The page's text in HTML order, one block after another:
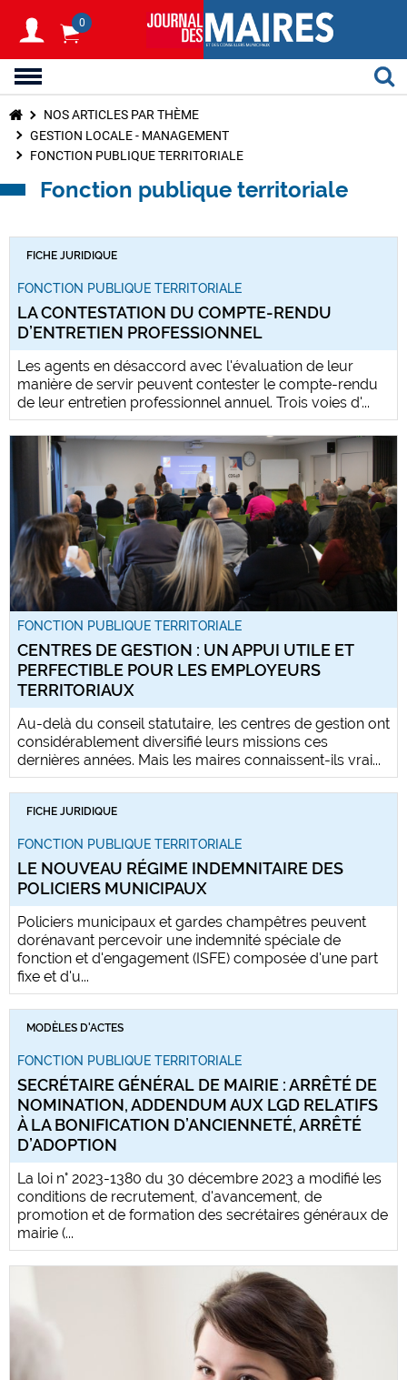
0
NOS ARTICLES PAR THÈME
GESTION LOCALE - MANAGEMENT
FONCTION PUBLIQUE TERRITORIALE
Fonction publique territoriale
FICHE JURIDIQUE
FONCTION PUBLIQUE TERRITORIALE
LA CONTESTATION DU COMPTE-RENDU
D’ENTRETIEN PROFESSIONNEL
Les agents en désaccord avec l'évaluation de leur
manière de servir peuvent contester le compte-rendu
de leur entretien professionnel annuel. Trois voies d'...
FONCTION PUBLIQUE TERRITORIALE
CENTRES DE GESTION : UN APPUI UTILE ET
PERFECTIBLE POUR LES EMPLOYEURS
TERRITORIAUX
Au-delà du conseil statutaire, les centres de gestion ont
considérablement diversifié leurs missions ces
dernières années. Mais les maires connaissent-ils vrai...
FICHE JURIDIQUE
FONCTION PUBLIQUE TERRITORIALE
LE NOUVEAU RÉGIME INDEMNITAIRE DES
POLICIERS MUNICIPAUX
Policiers municipaux et gardes champêtres peuvent
dorénavant percevoir une indemnité spéciale de
fonction et d'engagement (ISFE) composée d'une part
fixe et d'u...
MODÈLES D'ACTES
FONCTION PUBLIQUE TERRITORIALE
SECRÉTAIRE GÉNÉRAL DE MAIRIE : ARRÊTÉ DE
NOMINATION, ADDENDUM AUX LGD RELATIFS
À LA BONIFICATION D’ANCIENNETÉ, ARRÊTÉ
D’ADOPTION
La loi n° 2023-1380 du 30 décembre 2023 a modifié les
conditions de recrutement, d'avancement, de
promotion et de formation des secrétaires généraux de
mairie (...